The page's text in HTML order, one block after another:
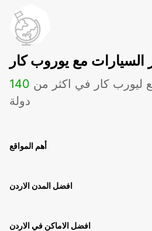
السيارات مع يوروب كار
ليورب كار في اكثر من 140
دولة
أهم المواقع
افضل المدن الاردن
افضل الاماكن في الاردن